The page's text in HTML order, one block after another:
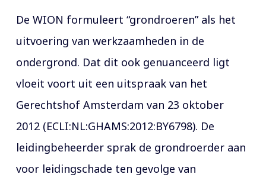
De WION formuleert “grondroeren” als het
uitvoering van werkzaamheden in de
ondergrond. Dat dit ook genuanceerd ligt
vloeit voort uit een uitspraak van het
Gerechtshof Amsterdam van 23 oktober
2012 (ECLI:NL:GHAMS:2012:BY6798). De
leidingbeheerder sprak de grondroerder aan
voor leidingschade ten gevolge van